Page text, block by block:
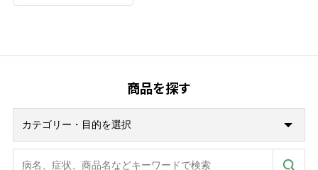
商品を探す